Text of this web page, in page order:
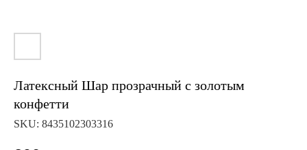
Латексный Шар прозрачный с золотым
конфетти
SKU: 8435102303316